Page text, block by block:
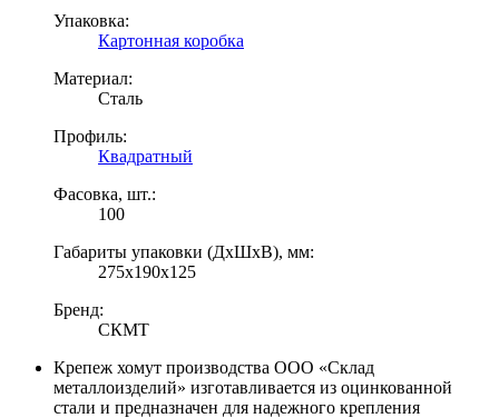
Упаковка:
Картонная коробка
Материал:
Сталь
Профиль:
Квадратный
Фасовка, шт.:
100
Габариты упаковки (ДхШхВ), мм:
275х190х125
Бренд:
СКМТ
Крепеж хомут производства ООО «Склад
металлоизделий» изготавливается из оцинкованной
стали и предназначен для надежного крепления